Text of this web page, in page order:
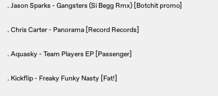
. Jason Sparks - Gangsters (Si Begg Rmx) [Botchit promo]
. Chris Carter - Panorama [Record Records]
. Aquasky - Team Players EP [Passenger]
. Kickflip - Freaky Funky Nasty [Fat!]